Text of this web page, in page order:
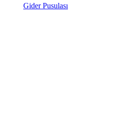
Gider Pusulası